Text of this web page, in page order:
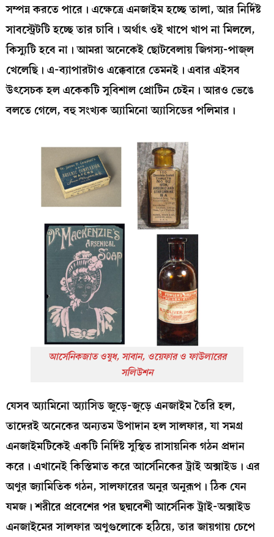
সম্পন্ন করতে পারে। এক্ষেত্রে এনজাইম হচ্ছে তালা, আর নির্দিষ্ট
সাবস্ট্রেটটি হচ্ছে তার চাবি। অর্থাৎ ওই খাপে খাপ না মিললে,
কিস্যুটি হবে না। আমরা অনেকেই ছোটবেলায় জিগস্য-পাজ্‌ল
খেলেছি। এ-ব্যাপারটাও এক্কেবারে তেমনই। এবার এইসব
উৎসেচক হল একেকটি সুবিশাল প্রোটিন চেইন। আরও ভেঙে
বলতে গেলে, বহু সংখ্যক অ্যামিনো অ্যাসিডের পলিমার।
আর্সেনিকজাত ওষুধ, সাবান, ওয়েফার ও ফাউলারের
সলিউশন
যেসব অ্যামিনো অ্যাসিড জুড়ে-জুড়ে এনজাইম তৈরি হল,
তাদেরই অনেকের অন্যতম উপাদান হল সালফার, যা সমগ্র
এনজাইমটিকেই একটি নির্দিষ্ট সুস্থিত রাসায়নিক গঠন প্রদান
করে। এখানেই কিস্তিমাত করে আর্সেনিকের ট্রাই অক্সাইড। এর
অণুর জ্যামিতিক গঠন, সালফারের অনুর অনুরূপ। ঠিক যেন
যমজ। শরীরে প্রবেশের পর ছদ্মবেশী আর্সেনিক ট্রাই-অক্সাইড
এনজাইমের সালফার অণুগুলোকে হঠিয়ে, তার জায়গায় চেপে